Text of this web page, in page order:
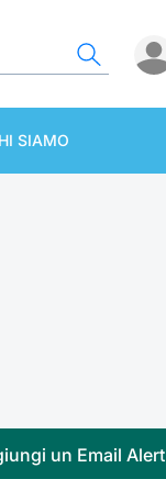
SIAMO
un Email Alert